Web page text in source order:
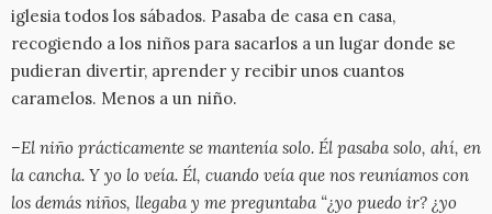
iglesia todos los sábados. Pasaba de casa en casa,
recogiendo a los niños para sacarlos a un lugar donde se
pudieran divertir, aprender y recibir unos cuantos
caramelos. Menos a un niño.
–El niño prácticamente se mantenía solo. Él pasaba solo, ahí, en
la cancha. Y yo lo veía. Él, cuando veía que nos reuníamos con
los demás niños, llegaba y me preguntaba “¿yo puedo ir? ¿yo